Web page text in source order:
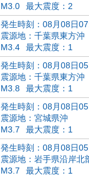
M3.0
最大震度：2
発生時刻：08月08日
震源地：千葉県東方沖
M3.4
最大震度：1
発生時刻：08月08日
震源地：千葉県東方沖
M3.8
最大震度：1
発生時刻：08月08日
震源地：宮城県沖
M3.7
最大震度：1
発生時刻：08月08日
震源地：岩手県沿岸北
M3.7
最大震度：1